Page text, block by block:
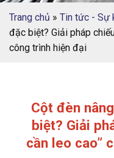
Trang chủ » Tin tức - Sự
đặc biệt? Giải pháp
công trình hiện đại
Cột đèn
biệt? Giải
cần leo cao”